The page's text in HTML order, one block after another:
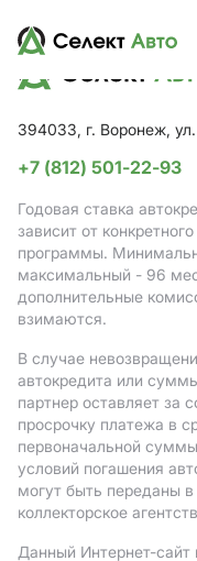
394033, г. Воронеж,
+7 (812) 501-22-93
Годовая ставка
зависит от
программы.
максимальный - 96
дополнительные
взимаются.
В случае
автокредита или
партнер оставляет за
просрочку платежа в
первоначальной
условий погашения
могут быть переданы
коллекторское
Данный Интернет-сайт